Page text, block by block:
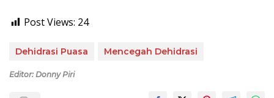
Post Views: 24
Dehidrasi Puasa Mencegah Dehidrasi
Editor: Donny Piri